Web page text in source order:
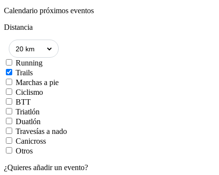
Calendario próximos eventos
Distancia
Running
Trails
Marchas a pie
Ciclismo
BTT
Triatlón
Duatlón
Travesías a nado
Canicross
Otros
¿Quieres añadir un evento?